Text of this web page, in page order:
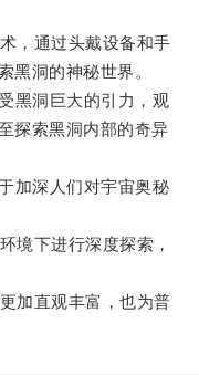
通过头戴设备和手
黑洞的神秘世界。
洞巨大的引力，观
探索黑洞内部的奇异
深人们对宇宙奥秘
下进行深度探索，
直观丰富，也为普